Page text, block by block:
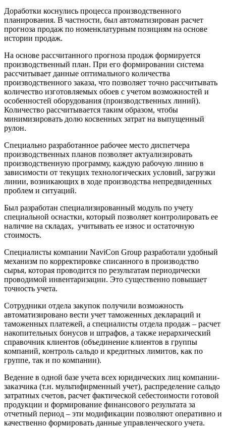
Доработки коснулись процесса производственного
планирования. В частности, был автоматизирован расчет
прогноза продаж по номенклатурным позициям на основе
истории продаж.
На основе рассчитанного прогноза продаж формируется
производственный план. При его формировании система
рассчитывает данные оптимального количества
производственного заказа, что позволяет точно рассчитывать
количество изготовляемых обоев с учетом возможностей и
особенностей оборудования (производственных линий).
Количество рассчитывается таким образом, чтобы
минимизировать долю косвенных затрат на выпущенный
рулон.
Специально разработанное рабочее место диспетчера
производственных планов позволяет актуализировать
производственную программу, каждую рабочую линию в
зависимости от текущих технологических условий, загрузки
линии, возникающих в ходе производства непредвиденных
проблем и ситуаций.
Был разработан специализированный модуль по учету
специальной оснастки, который позволяет контролировать ее
наличие на складах, учитывать ее износ и остаточную
стоимость.
Специалисты компании NaviCon Group разработали удобный
механизм по корректировке списанного в производство
сырья, которая проводится по результатам периодически
проводимой инвентаризации. Это существенно повышает
точность учета.
Сотрудники отдела закупок получили возможность
автоматизировано вести учет таможенных деклараций и
таможенных платежей, а специалисты отдела продаж – расчет
накопительных бонусов и штрафов, а также иерархический
справочник клиентов (объединение клиентов в группы
компаний, контроль сальдо и кредитных лимитов, как по
группе, так и по компании).
Ведение в одной базе учета всех юридических лиц компании-
заказчика (т.н. мультифирменный учет), распределение сальдо
затратных счетов, расчет фактической себестоимости готовой
продукции и формирование финансового результата за
отчетный период – эти модификации позволяют оперативно и
качественно формировать данные управленческого учета.